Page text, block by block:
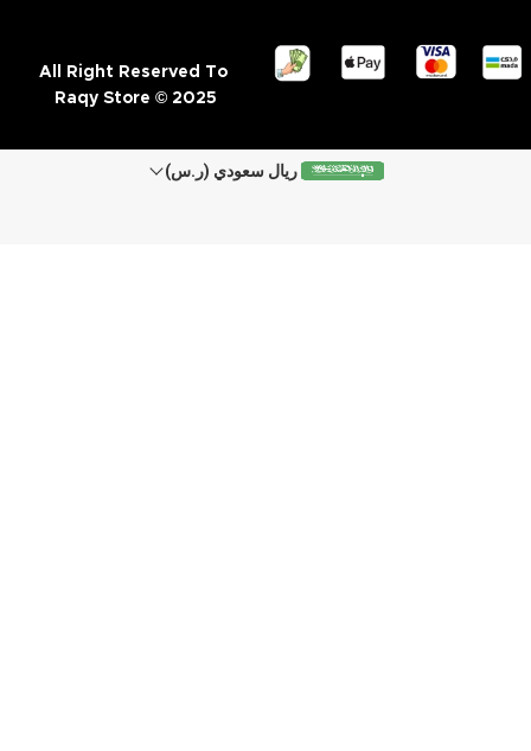
All Right Reserved To
Raqy Store © 2025
ريال سعودي (ر.س)